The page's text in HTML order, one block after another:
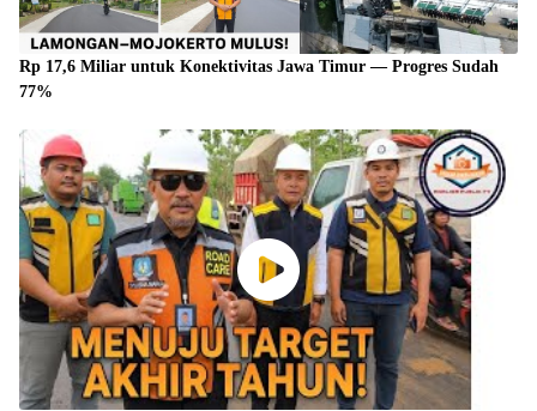
Rp 17,6 Miliar untuk Konektivitas Jawa Timur — Progres Sudah
77%